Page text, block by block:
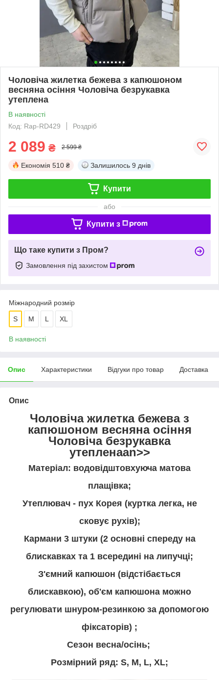
Чоловіча жилетка бежева з капюшоном
весняна осіння Чоловіча безрукавка
утеплена
В наявності
Код: Rap-RD429
Роздріб
2 089 ₴ 2 599 ₴
Економія 510 ₴ Залишилось 9 днів
Купити
або
Купити з
Що таке купити з Пром?
Замовлення під захистом
Міжнародний розмір
S M L XL
В наявності
Опис Характеристики Відгуки про товар Доставка
Опис
Чоловіча жилетка бежева з
капюшоном весняна осіння
Чоловіча безрукавка
утепленаan>>
Матеріал: водовідштовхуюча матова
плащівка;
Утеплювач - пух Корея (куртка легка, не
сковує рухів);
Кармани 3 штуки (2 основні спереду на
блискавках та 1 всередині на липучці;
З'ємний капюшон (відстібається
блискавкою), об'єм капюшона можно
регулювати шнуром-резинкою за допомогою
фіксаторів) ;
Сезон весна/осінь;
Розмірний ряд: S, M, L, XL;